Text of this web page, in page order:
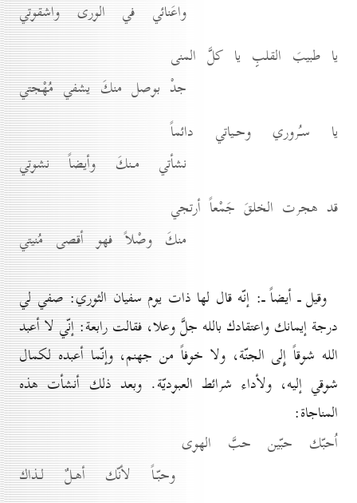
واعَنائي في الورى واشقوتي
يا طبيبَ القلبِ يا كلَّ المنى
جدْ بوصل منكَ يشفي مُهْجتي
يا سـُروري وحـياتي دائماً
نشأتي مـنكَ وأيضاً نشوتي
قد هجرت الخلقَ جَمْعاً أرتجي
منكَ وصْلاً فهو أقصى مُنيتي
وقيل ـ أيضاً ـ: إنّه قال لها ذات يوم سفيان الثوري: صفي لي
درجة إيمانك واعتقادك بالله جلَّ وعلا، فقالت رابعة: إنّي لا أعبد
الله شوقاً إِلى الجنّة، ولا خوفاً من جهنم، وإنّما أعبده لكمال
شوقي إليه، ولأداء شرائط العبوديّة. وبعد ذلك أنشأت هذه
المناجاة:
اُحبّك حبّين حبَّ الهوى
وحبّـاً لأنّك أهـلٌ لـذاك